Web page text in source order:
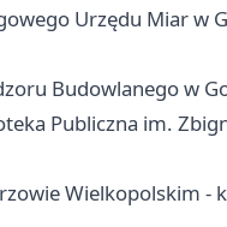
Urzędu Miar w
Budowlanego w
Publiczna im.
Wielkopolskim